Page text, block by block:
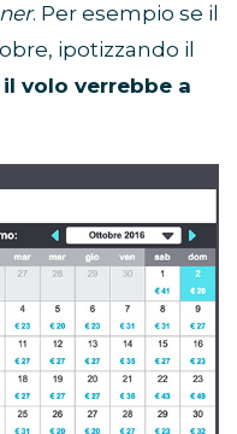
. Per esempio se il
ipotizzando il
il volo verrebbe a